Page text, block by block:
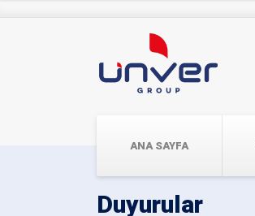
ANA SAYFA
Duyurular